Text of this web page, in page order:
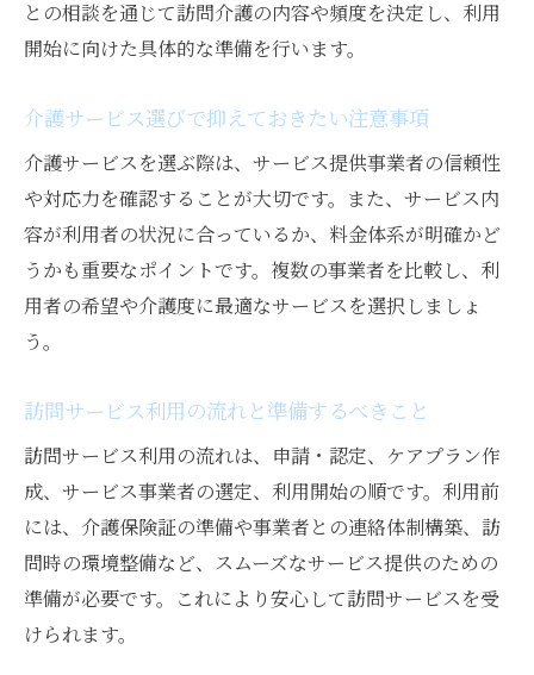
との相談を通じて訪問介護の内容や頻度を決定し、利用
開始に向けた具体的な準備を行います。
介護サービス選びで抑えておきたい注意事項
介護サービスを選ぶ際は、サービス提供事業者の信頼性
や対応力を確認することが大切です。また、サービス内
容が利用者の状況に合っているか、料金体系が明確かど
うかも重要なポイントです。複数の事業者を比較し、利
用者の希望や介護度に最適なサービスを選択しましょ
う。
訪問サービス利用の流れと準備するべきこと
訪問サービス利用の流れは、申請・認定、ケアプラン作
成、サービス事業者の選定、利用開始の順です。利用前
には、介護保険証の準備や事業者との連絡体制構築、訪
問時の環境整備など、スムーズなサービス提供のための
準備が必要です。これにより安心して訪問サービスを受
けられます。